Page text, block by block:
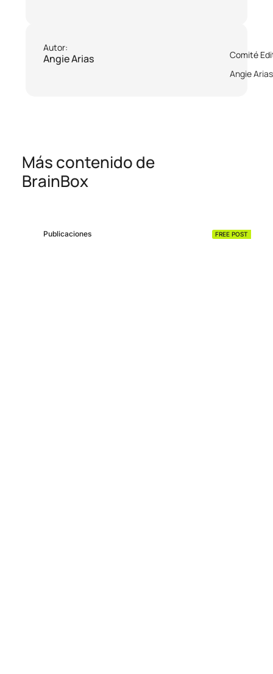
Autor:
Angie Arias
Comité
Angie
Más contenido de
BrainBox
Publicaciones FREE POST